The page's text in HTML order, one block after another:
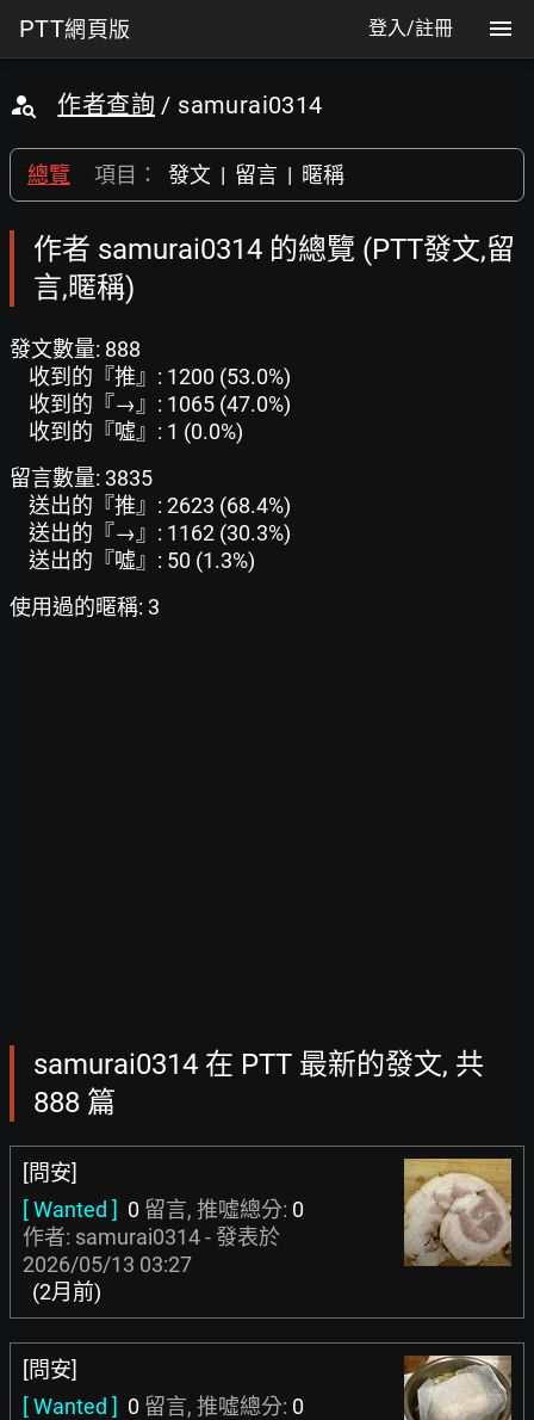
PTT網頁版 登入/註冊
作者查詢 / samurai0314
總覽 項目： 發文 | 留言 | 暱稱
作者 samurai0314 的總覽 (PTT發文,留
言,暱稱)
發文數量: 888
收到的『推』: 1200 (53.0%)
收到的『→』: 1065 (47.0%)
收到的『噓』: 1 (0.0%)
留言數量: 3835
送出的『推』: 2623 (68.4%)
送出的『→』: 1162 (30.3%)
送出的『噓』: 50 (1.3%)
使用過的暱稱: 3
samurai0314 在 PTT 最新的發文, 共
888 篇
[問安]
[ Wanted ] 0 留言, 推噓總分: 0
作者: samurai0314 - 發表於
2026/05/13 03:27
(2月前)
[問安]
[ Wanted ] 0 留言, 推噓總分: 0